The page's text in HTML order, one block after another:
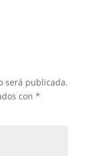
será publicada.
con *